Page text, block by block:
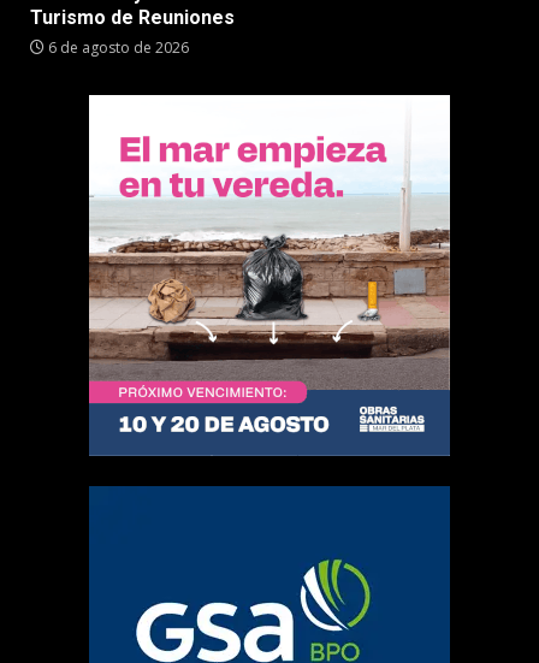
Turismo de Reuniones
6 de agosto de 2026